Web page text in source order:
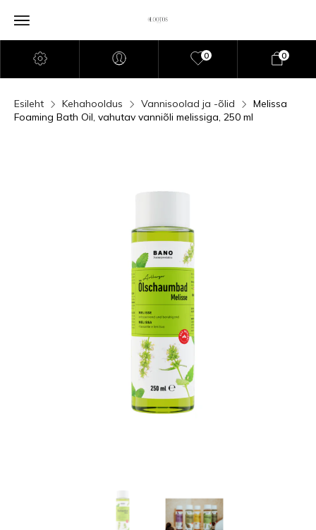
0 0
Esileht Kehahooldus Vannisoolad ja -õlid
Melissa
Foaming Bath Oil, vahutav vanniõli melissiga, 250 ml